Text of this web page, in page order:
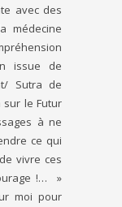
avec des
médecine
issue de
Sutra de
sur le Futur
à ne
ce qui
vivre ces
!… »
moi pour